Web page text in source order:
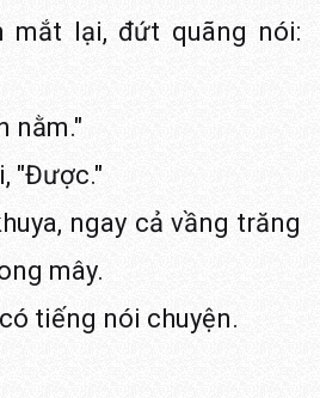
mắt lại, đứt quãng nói:
nằm."
"Được."
ngay cả vầng trăng
mây.
tiếng nói chuyện.